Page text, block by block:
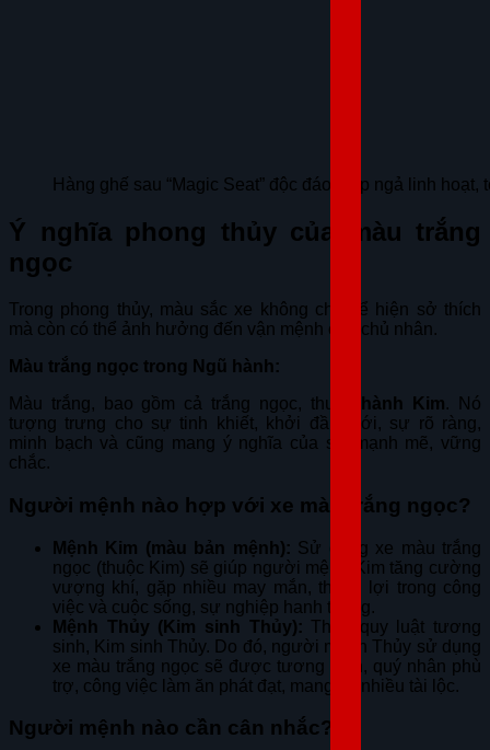
Hàng ghế sau “Magic Seat” độc đáo, gập ngả linh
Ý nghĩa phong thủy của màu trắng
ngọc
Trong phong thủy, màu sắc xe không chỉ thể hiện sở thích
mà còn có thể ảnh hưởng đến vận mệnh của chủ nhân.
Màu trắng ngọc trong Ngũ hành:
Màu trắng, bao gồm cả trắng ngọc, thuộc
hành Kim. Nó
tượng trưng cho sự tinh khiết, khởi đầu mới, sự rõ ràng,
minh bạch và cũng mang ý nghĩa của sự mạnh mẽ, vững
chắc.
Người mệnh nào hợp với xe màu trắng ngọc?
Mệnh Kim (màu bản mệnh): Sử dụng xe màu trắng
ngọc (thuộc Kim) sẽ giúp người mệnh Kim tăng cường
vượng khí, gặp nhiều may mắn, thuận lợi trong công
việc và cuộc sống, sự nghiệp hanh thông.
Mệnh Thủy (Kim sinh Thủy): Theo quy luật tương
sinh, Kim sinh Thủy. Do đó, người mệnh Thủy sử dụng
xe màu trắng ngọc sẽ được tương sinh, quý nhân phù
trợ, công việc làm ăn phát đạt, mang lại nhiều tài lộc.
Người mệnh nào cần cân nhắc?